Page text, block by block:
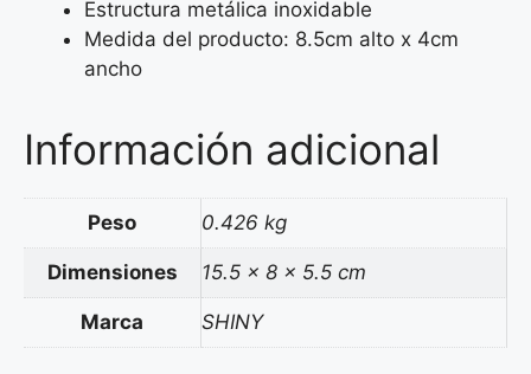
Estructura metálica inoxidable
Medida del producto: 8.5cm alto x 4cm
ancho
Información adicional
Peso 0.426 kg
Dimensiones 15.5 × 8 × 5.5 cm
Marca SHINY